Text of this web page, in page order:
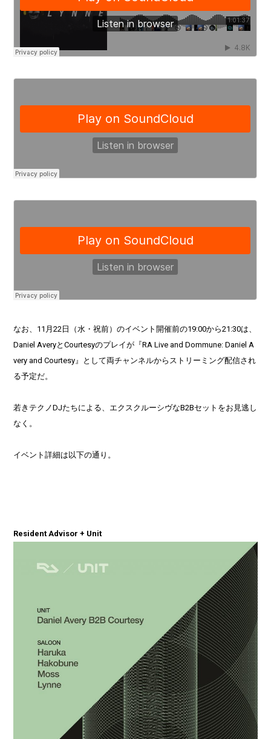
なお、11月22日（水・祝前）のイベント開催前の19:00から21:30は、
Daniel AveryとCourtesyのプレイが『RA Live and Dommune: Daniel A
very and Courtesy』として両チャンネルからストリーミング配信され
る予定だ。
若きテクノDJたちによる、エクスクルーシヴなB2Bセットをお見逃し
なく。
イベント詳細は以下の通り。
Resident Advisor + Unit